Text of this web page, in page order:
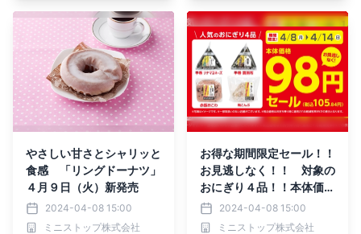
やさしい甘さとシャリッと
食感 「リングドーナツ」
４月９日（火）新発売
2024-04-08 15:00
ミニストップ株式会社
お得な期間限定セール！！
お見逃しなく！！ 対象の
おにぎり４品！！本体価格
９８円 ４月８日（月）～
４月１４日（日）実施
2024-04-08 15:00
ミニストップ株式会社